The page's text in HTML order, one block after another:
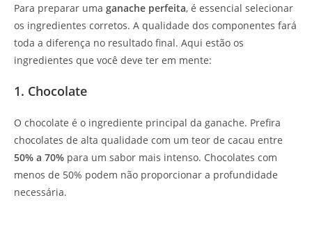
Para preparar uma ganache perfeita, é essencial selecionar
os ingredientes corretos. A qualidade dos componentes fará
toda a diferença no resultado final. Aqui estão os
ingredientes que você deve ter em mente:
1. Chocolate
O chocolate é o ingrediente principal da ganache. Prefira
chocolates de alta qualidade com um teor de cacau entre
50% a 70% para um sabor mais intenso. Chocolates com
menos de 50% podem não proporcionar a profundidade
necessária.